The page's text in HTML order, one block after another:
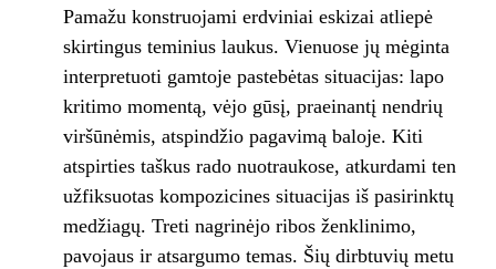
Pamažu konstruojami erdviniai eskizai atliepė
skirtingus teminius laukus. Vienuose jų mėginta
interpretuoti gamtoje pastebėtas situacijas: lapo
kritimo momentą, vėjo gūsį, praeinantį nendrių
viršūnėmis, atspindžio pagavimą baloje. Kiti
atspirties taškus rado nuotraukose, atkurdami ten
užfiksuotas kompozicines situacijas iš pasirinktų
medžiagų. Treti nagrinėjo ribos ženklinimo,
pavojaus ir atsargumo temas. Šių dirbtuvių metu